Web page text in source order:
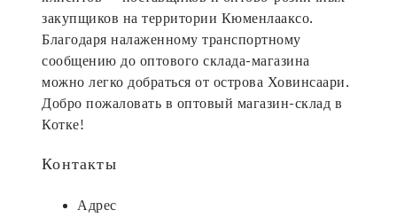
закупщиков на территории Кюменлааксо.
Благодаря налаженному транспортному
сообщению до оптового склада-магазина
можно легко добраться от острова Ховинсаари.
Добро пожаловать в оптовый магазин-склад в
Котке!
Контакты
Адрес